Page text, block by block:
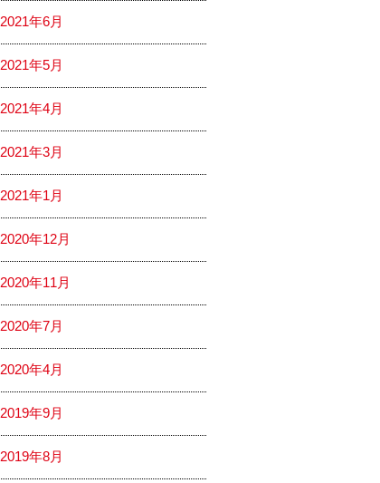
2021年6月
2021年5月
2021年4月
2021年3月
2021年1月
2020年12月
2020年11月
2020年7月
2020年4月
2019年9月
2019年8月